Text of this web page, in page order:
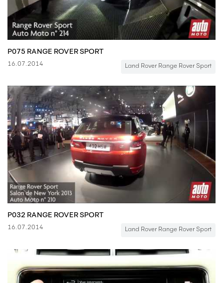
P075 RANGE ROVER SPORT
16.07.2014 Land Rover Range Rover Sport
P032 RANGE ROVER SPORT
16.07.2014 Land Rover Range Rover Sport